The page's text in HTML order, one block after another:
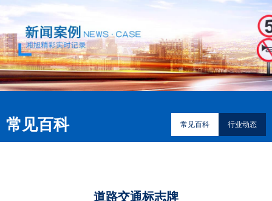
常见百科 常见百科 行业动态
道路交通标志牌